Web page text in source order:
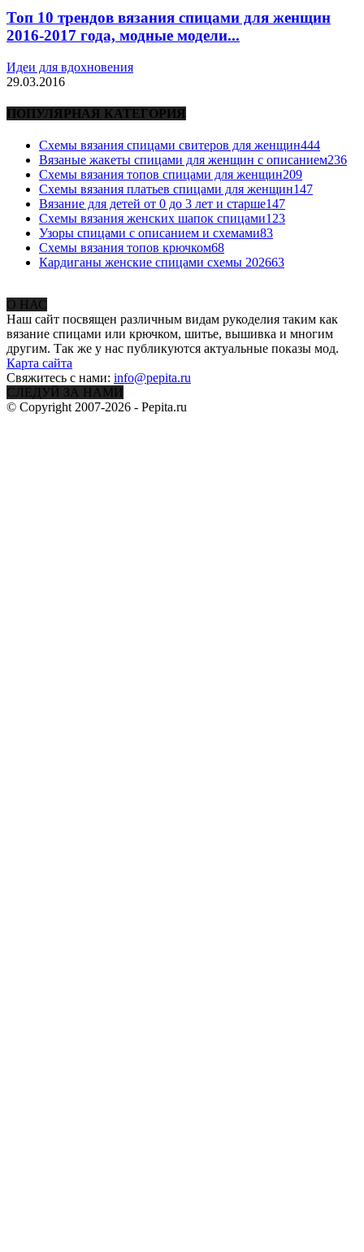
Топ 10 трендов вязания спицами для женщин
2016-2017 года, модные модели...
Идеи для вдохновения
29.03.2016
ПОПУЛЯРНАЯ КАТЕГОРИЯ
Схемы вязания спицами свитеров для женщин444
Вязаные жакеты спицами для женщин с описанием236
Схемы вязания топов спицами для женщин209
Схемы вязания платьев спицами для женщин147
Вязание для детей от 0 до 3 лет и старше147
Схемы вязания женских шапок спицами123
Узоры спицами с описанием и схемами83
Схемы вязания топов крючком68
Кардиганы женские спицами схемы 202663
О НАС
Наш сайт посвящен различным видам рукоделия таким как
вязание спицами или крючком, шитье, вышивка и многим
другим. Так же у нас публикуются актуальные показы мод.
Карта сайта
Свяжитесь с нами: info@pepita.ru
СЛЕДУЙ ЗА НАМИ
© Copyright 2007-2026 - Pepita.ru